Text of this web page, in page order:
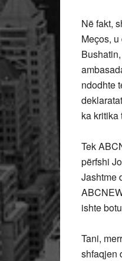
Në fakt,
Meços,
ndodhte
ka kritika
Tek
përfshi
Jashtme
ishte
Tani,
shfaqjen